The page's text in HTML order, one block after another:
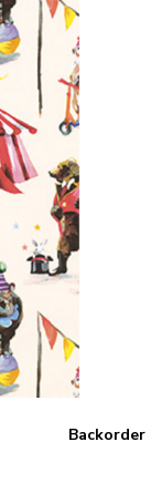
Backorder